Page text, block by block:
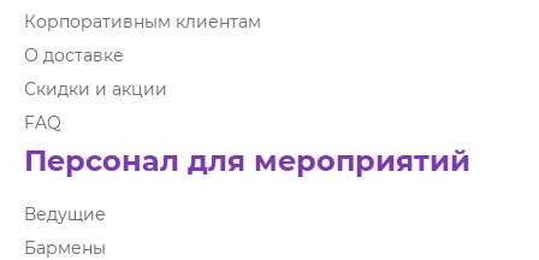
Корпоративным клиентам
О доставке
Скидки и акции
FAQ
Персонал для мероприятий
Ведущие
Бармены